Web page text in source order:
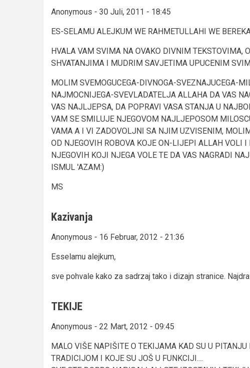
Anonymous - 30 Juli, 2011 - 18:45
ES-SELAMU ALEJKUM WE RAHMETULLAHI WE
HVALA VAM SVIMA NA OVAKO DIVNIM TEKSTOVIMA,
SHVATANJIMA I MUDRIM SAVJETIMA UPUCENIM
MOLIM SVEMOGUCEGA-DIVNOGA-SVEZNAJUCEGA-
NAJMOCNIJEGA-SVEVLADATELJA ALLAHA DA VAS
VAS NAJLJEPSA, DA POPRAVI VASA STANJA U
VAM SE SMILUJE NJEGOVOM NAJLJEPOSOM
VAMA A I VI ZADOVOLJNI SA NJIM UZVISENIM,
OD NJEGOVIH ROBOVA KOJE ON-LIJEPI ALLAH VOLI I
NJEGOVIH KOJI NJEGA VOLE TE DA VAS NAGRADI
ISMUL 'AZAM:)
MS
Kazivanja
Anonymous - 16 Februar, 2012 - 21:36
Esselamu alejkum,
sve pohvale kako za sadrzaj tako i dizajn stranice.
TEKIJE
Anonymous - 22 Mart, 2012 - 09:45
MALO VIŠE NAPIŠITE O TEKIJAMA KAD SU U PITANJU
TRADICIJOM I KOJE SU JOŠ U FUNKCIJI....